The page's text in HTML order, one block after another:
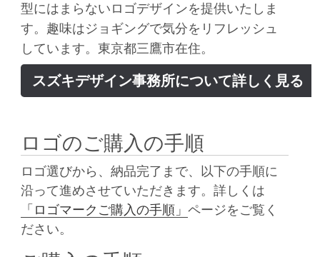
型にはまらないロゴデザインを提供いたしま
す。趣味はジョギングで気分をリフレッシュ
しています。東京都三鷹市在住。
スズキデザイン事務所について詳しく見る
ロゴのご購入の手順
ロゴ選びから、納品完了まで、以下の手順に
沿って進めさせていただきます。詳しくは
「ロゴマークご購入の手順」ページをご覧く
ださい。